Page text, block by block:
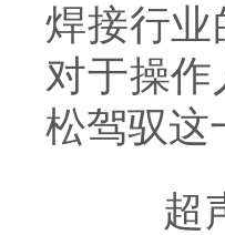
焊接行
对于操
松驾驭这
超声